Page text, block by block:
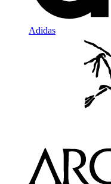
Adidas